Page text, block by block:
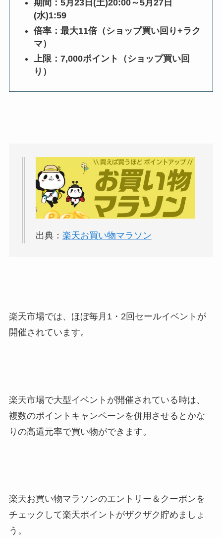
期間：5月23日(土)20:00～5月27日
(水)1:59
倍率：最大11倍（ショップ買い回り+ラク
マ）
上限：7,000ポイント（ショップ買い回
り）
出典： 楽天お買い物マラソン
楽天市場では、ほぼ毎月1・2回セールイベントが
開催されています。
楽天市場で大型イベントが開催されている時は、
複数のポイントキャンペーンを併用させるとかな
りの高還元率で買い物ができます。
楽天お買い物マラソンのエントリー＆クーポンを
チェックして楽天ポイントがザクザク貯めましょ
う。